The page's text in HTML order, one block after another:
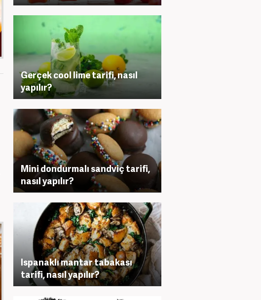
Gerçek cool lime tarifi, nasıl
yapılır?
Mini dondurmalı sandviç tarifi,
nasıl yapılır?
Ispanaklı mantar tabakası
tarifi, nasıl yapılır?